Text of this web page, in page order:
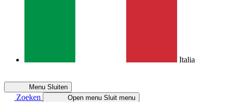
Italia
Menu Sluiten
Zoeken Open menu Sluit menu